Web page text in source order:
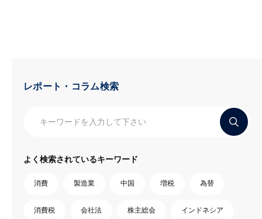
レポート・コラム検索
よく検索されているキーワード
消費 製造業 中国 増税 為替
消費税 会社法 株主総会 インドネシア